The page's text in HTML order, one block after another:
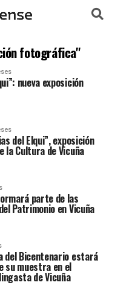
fotográfica"
nueva exposición
del Elqui”, exposición
la Cultura de Vicuña
parte de las
Patrimonio en Vicuña
del Bicentenario estará
su muestra en el
de Vicuña